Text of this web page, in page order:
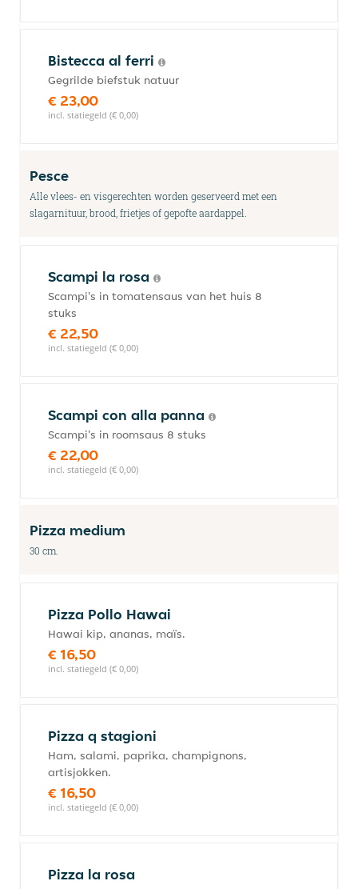
Bistecca al ferri
Gegrilde biefstuk natuur
€ 23,00
incl. statiegeld (€ 0,00)
Pesce
Alle vlees- en visgerechten worden geserveerd met een
slagarnituur, brood, frietjes of gepofte aardappel.
Scampi la rosa
Scampi's in tomatensaus van het huis 8
stuks
€ 22,50
incl. statiegeld (€ 0,00)
Scampi con alla panna
Scampi's in roomsaus 8 stuks
€ 22,00
incl. statiegeld (€ 0,00)
Pizza medium
30 cm.
Pizza Pollo Hawai
Hawai kip, ananas, maïs.
€ 16,50
incl. statiegeld (€ 0,00)
Pizza q stagioni
Ham, salami, paprika, champignons,
artisjokken.
€ 16,50
incl. statiegeld (€ 0,00)
Pizza la rosa